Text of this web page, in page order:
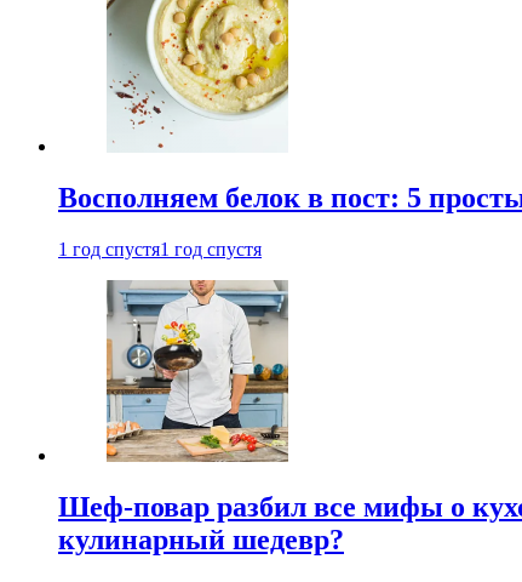
Восполняем белок в пост: 5
1 год спустя1 год спустя
Шеф-повар разбил все мифы о
кулинарный шедевр?